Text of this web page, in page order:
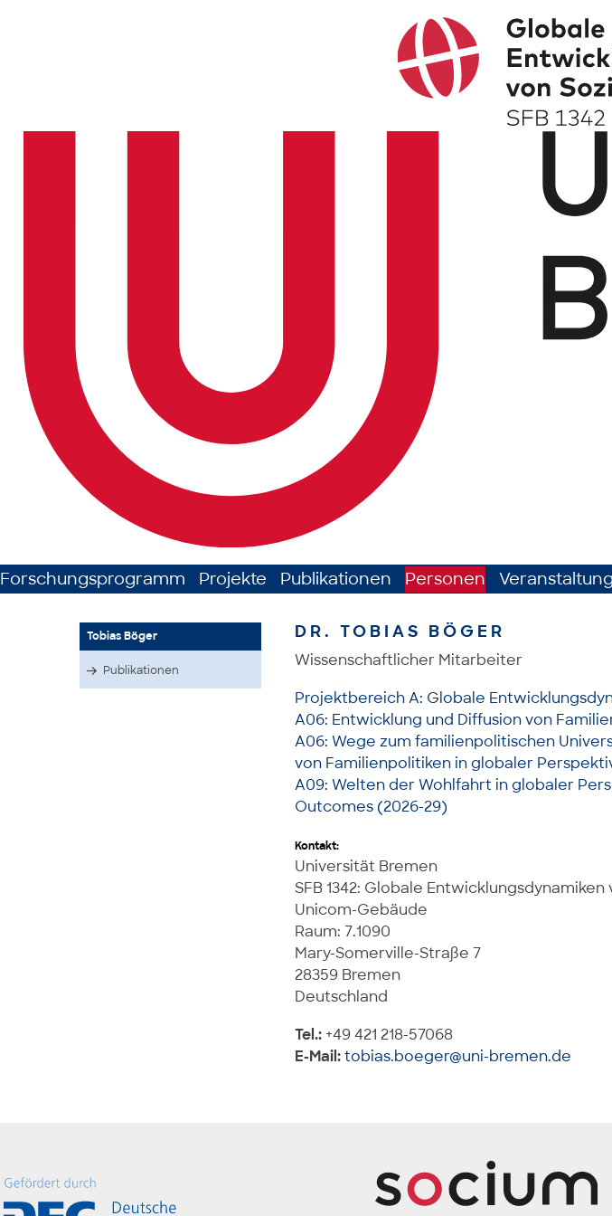
Forschungsprogramm Projekte Publikationen Personen
Tobias Böger
Publikationen
DR. TOBIAS BÖGER
Wissenschaftlicher Mitarbeiter
Projektbereich A: Globale
A06: Entwicklung und Diffusion von
A06: Wege zum familienpolitischen
von Familienpolitiken in globaler
A09: Welten der Wohlfahrt in globaler
Outcomes (2026-29)
Kontakt:
Universität Bremen
SFB 1342: Globale
Unicom-Gebäude
Raum: 7.1090
Mary-Somerville-Straße 7
28359 Bremen
Deutschland
Tel.: +49 421 218-57068
E-Mail:tobias.boeger@uni-bremen.de